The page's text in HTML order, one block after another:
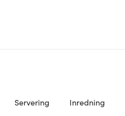
Servering Inredning